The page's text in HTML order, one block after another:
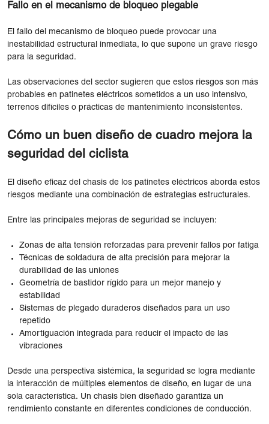
Fallo en el mecanismo de bloqueo plegable
El fallo del mecanismo de bloqueo puede provocar una
inestabilidad estructural inmediata, lo que supone un grave riesgo
para la seguridad.
Las observaciones del sector sugieren que estos riesgos son más
probables en patinetes eléctricos sometidos a un uso intensivo,
terrenos difíciles o prácticas de mantenimiento inconsistentes.
Cómo un buen diseño de cuadro mejora la
seguridad del ciclista
El diseño eficaz del chasis de los patinetes eléctricos aborda estos
riesgos mediante una combinación de estrategias estructurales.
Entre las principales mejoras de seguridad se incluyen:
Zonas de alta tensión reforzadas para prevenir fallos por fatiga
Técnicas de soldadura de alta precisión para mejorar la
durabilidad de las uniones
Geometría de bastidor rígido para un mejor manejo y
estabilidad
Sistemas de plegado duraderos diseñados para un uso
repetido
Amortiguación integrada para reducir el impacto de las
vibraciones
Desde una perspectiva sistémica, la seguridad se logra mediante
la interacción de múltiples elementos de diseño, en lugar de una
sola característica. Un chasis bien diseñado garantiza un
rendimiento constante en diferentes condiciones de conducción.